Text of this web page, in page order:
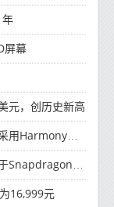
屏幕
元，创历史新高
的智能家居产品
765G
16,999元